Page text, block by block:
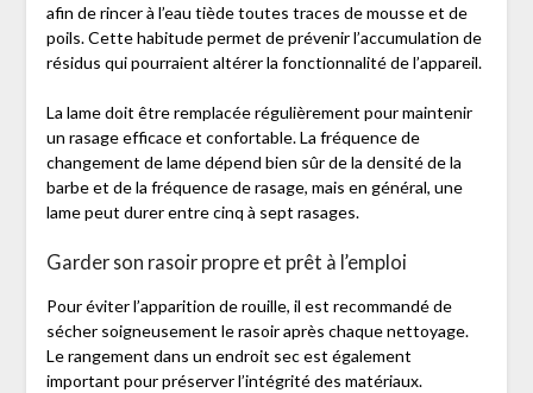
afin de rincer à l’eau tiède toutes traces de mousse et de
poils. Cette habitude permet de prévenir l’accumulation de
résidus qui pourraient altérer la fonctionnalité de l’appareil.
La lame doit être remplacée régulièrement pour maintenir
un rasage efficace et confortable. La fréquence de
changement de lame dépend bien sûr de la densité de la
barbe et de la fréquence de rasage, mais en général, une
lame peut durer entre cinq à sept rasages.
Garder son rasoir propre et prêt à l’emploi
Pour éviter l’apparition de rouille, il est recommandé de
sécher soigneusement le rasoir après chaque nettoyage.
Le rangement dans un endroit sec est également
important pour préserver l’intégrité des matériaux.